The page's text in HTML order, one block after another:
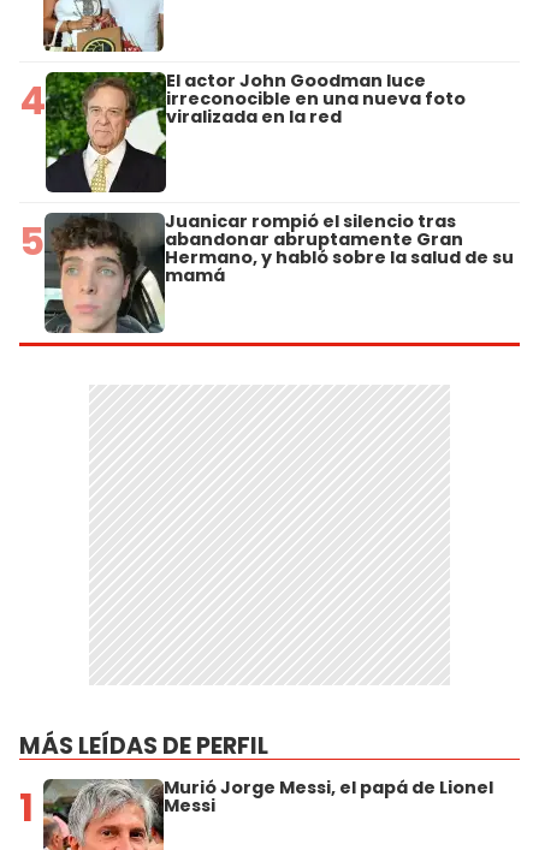
4 El actor John Goodman luce
irreconocible en una nueva foto
viralizada en la red
5 Juanicar rompió el silencio tras
abandonar abruptamente Gran
Hermano, y habló sobre la salud de su
mamá
MÁS LEÍDAS DE PERFIL
1 Murió Jorge Messi, el papá de Lionel
Messi